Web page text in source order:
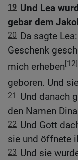
19 Und Lea
gebar dem
20 Da sagte
Geschenk
mich erheben[12]
geboren. Und
21
Und danach
den Namen
22 Und Gott
sie und öffnete
23 Und sie